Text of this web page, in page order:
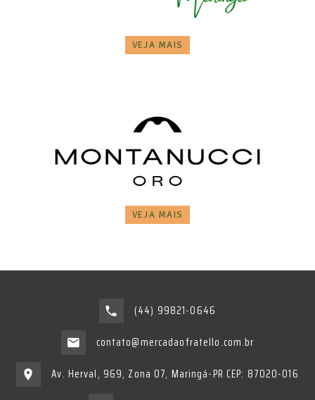
VEJA MAIS
VEJA MAIS
(44) 99821-0646
contato@mercadaofratello.com.br
Av. Herval, 969, Zona 07, Maringá-PR CEP: 87020-016